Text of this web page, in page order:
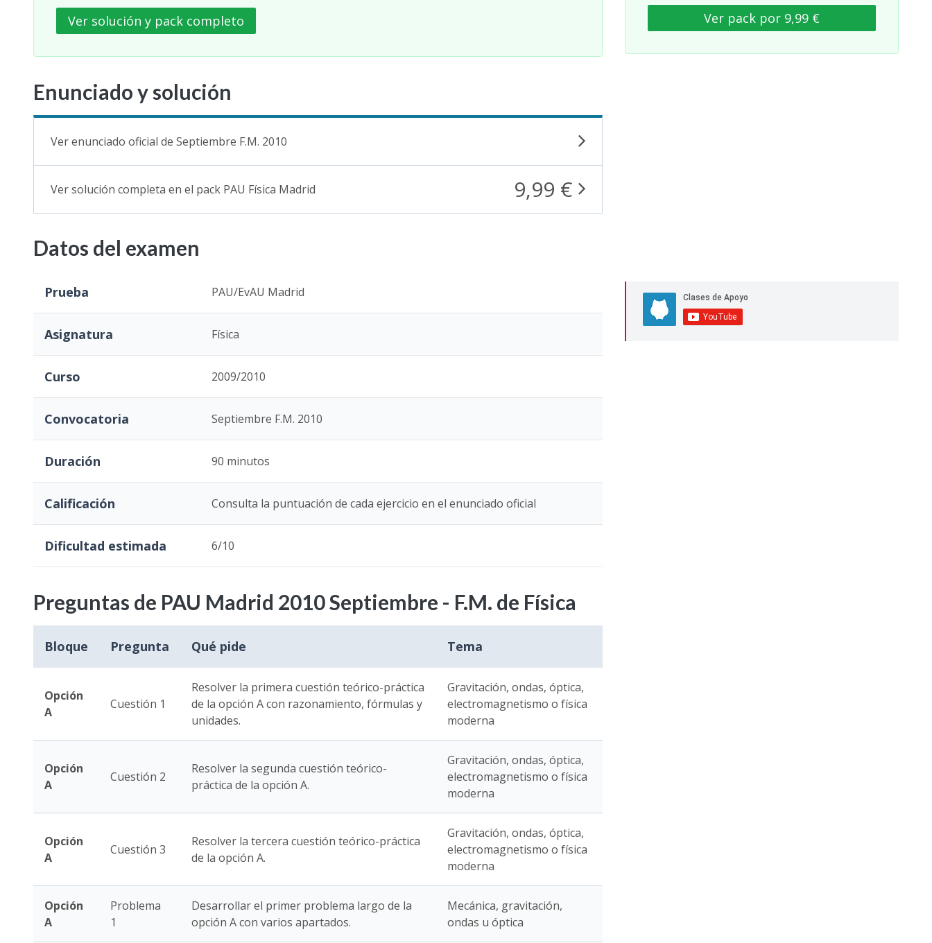
Ver solución y pack completo
Enunciado y solución
Ver enunciado oficial de Septiembre F.M. 2010
Ver solución completa en el pack PAU Física Madrid 9,99 €
Datos del examen
Prueba PAU/EvAU Madrid
Asignatura Física
Curso 2009/2010
Convocatoria Septiembre F.M. 2010
Duración 90 minutos
Calificación Consulta la puntuación de cada ejercicio en el enunciado oficial
Dificultad estimada 6/10
Preguntas de PAU Madrid 2010 Septiembre - F.M. de Física
Bloque Pregunta Qué pide Tema
Opción
A
Cuestión 1
Resolver la primera cuestión teórico-práctica
de la opción A con razonamiento, fórmulas y
unidades.
Gravitación, ondas, óptica,
electromagnetismo o física
moderna
Opción
A
Cuestión 2
Resolver la segunda cuestión teórico-
práctica de la opción A.
Gravitación, ondas, óptica,
electromagnetismo o física
moderna
Opción
A
Cuestión 3
Resolver la tercera cuestión teórico-práctica
de la opción A.
Gravitación, ondas, óptica,
electromagnetismo o física
moderna
Opción
A
Problema
1
Desarrollar el primer problema largo de la
opción A con varios apartados.
Mecánica, gravitación,
ondas u óptica
Ver pack por 9,99 €